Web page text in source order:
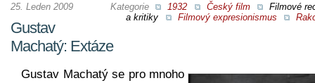
Kategorie 1932 Český film
Filmové
a kritiky
Filmový expresionismus
25. Leden 2009
Gustav
Machatý: Extáze
Gustav Machatý se pro mnoho